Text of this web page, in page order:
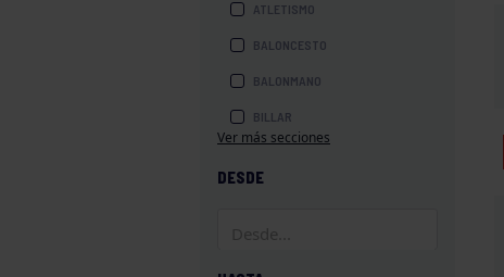
ATLETISMO
BALONCESTO
BALONMANO
BILLAR
BOXEO
Ver más secciones
DESDE